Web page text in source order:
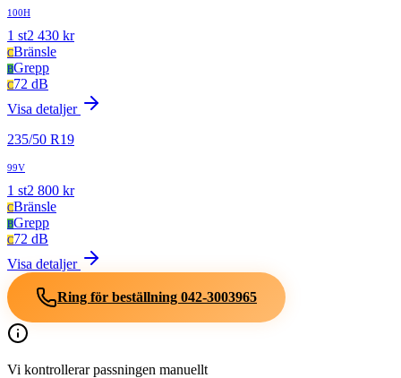
100H
1 st2 430 kr
CBränsle
BGrepp
C72 dB
Visa detaljer
235/50 R19
99V
1 st2 800 kr
CBränsle
BGrepp
C72 dB
Visa detaljer
Ring för beställning 042-3003965
Vi kontrollerar passningen manuellt